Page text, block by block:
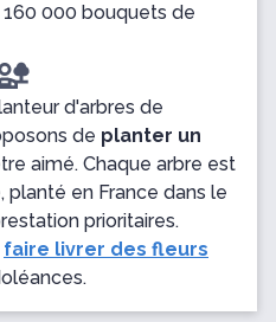
000 bouquets de
d'arbres de
de planter un
aimé. Chaque arbre est
en France dans le
prioritaires.
faire livrer des fleurs